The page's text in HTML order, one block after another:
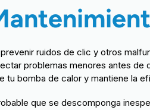
ruidos de clic y otros
problemas menores antes
tu bomba de calor y mantiene la
que se descomponga